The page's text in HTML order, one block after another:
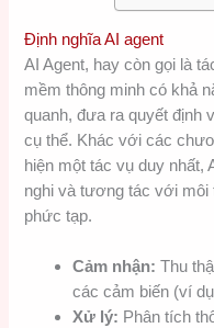
Định nghĩa AI agent
AI Agent, hay còn gọi là
mềm thông minh có khả
quanh, đưa ra quyết định
cụ thể. Khác với các
hiện một tác vụ duy nhất,
nghi và tương tác với
phức tạp.
Cảm nhận: Thu
các cảm biến (ví
Xử lý: Phân tích